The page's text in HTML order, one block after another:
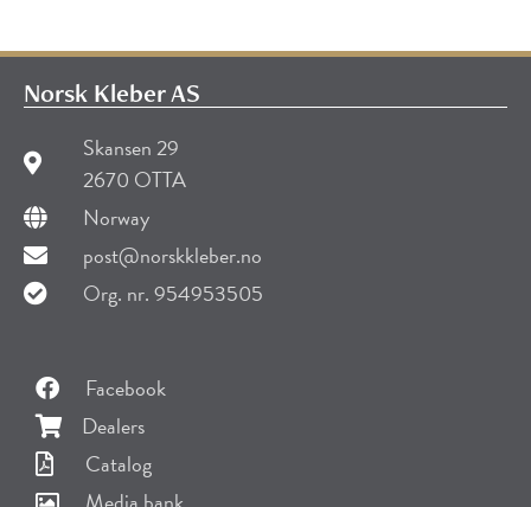
Norsk Kleber AS
Skansen 29
2670 OTTA
Norway
post@norskkleber.no
Org. nr. 954953505
Facebook
Dealers
Catalog